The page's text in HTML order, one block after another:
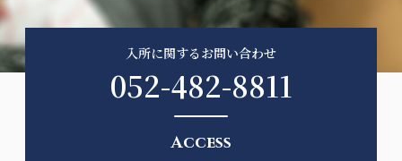
入所に関するお問い合わせ
052-482-8811
Access